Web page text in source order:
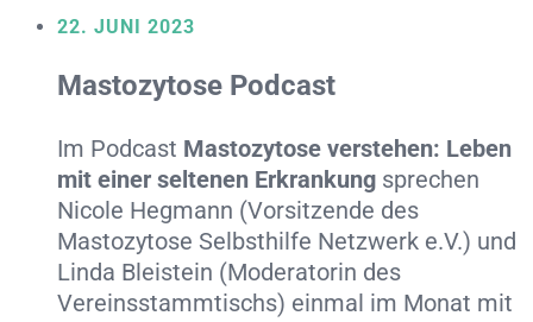
22. JUNI 2023
Mastozytose Podcast
Im Podcast Mastozytose verstehen: Leben
mit einer seltenen Erkrankung sprechen
Nicole Hegmann (Vorsitzende des
Mastozytose Selbsthilfe Netzwerk e.V.) und
Linda Bleistein (Moderatorin des
Vereinsstammtischs) einmal im Monat mit